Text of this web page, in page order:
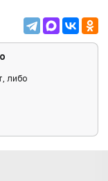
либо